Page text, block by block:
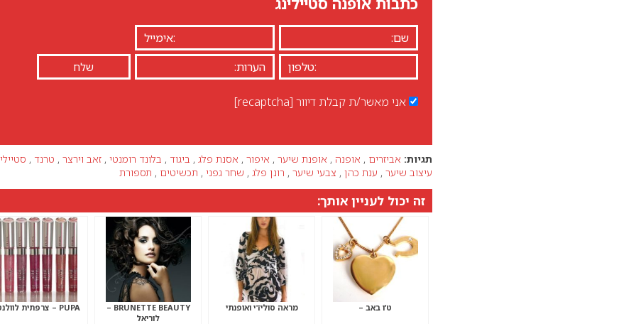
אני מאשר/ת קבלת דיוור [recaptcha]
תגיות: אביזרים , אופנה , אופנת שיער , איפור , אסנת פלג , ביגוד , בלונד רומנטי , זאב וירצר , טרנד ,
עיצוב שיער , ענת כהן , צבעי שיער , רונן פלג , שחר גפני , תכשיטים , תספורת
זה יכול לעניין אותך:
ט’ו באב – מראה סולידי ואופנתי
BRUNETTE BEAUTY –
לוריאל
PUPA – צרפתית לוולנטיין